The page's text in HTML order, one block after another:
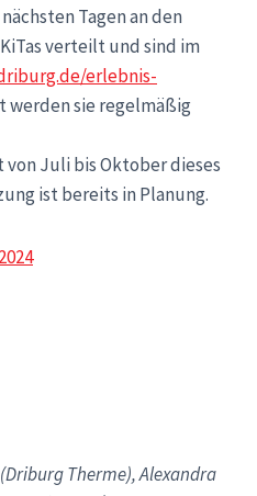
Tagen an den
verteilt und sind im
erlebnis-
werden sie regelmäßig
Juli bis Oktober dieses
ist bereits in Planung.
Therme), Alexandra